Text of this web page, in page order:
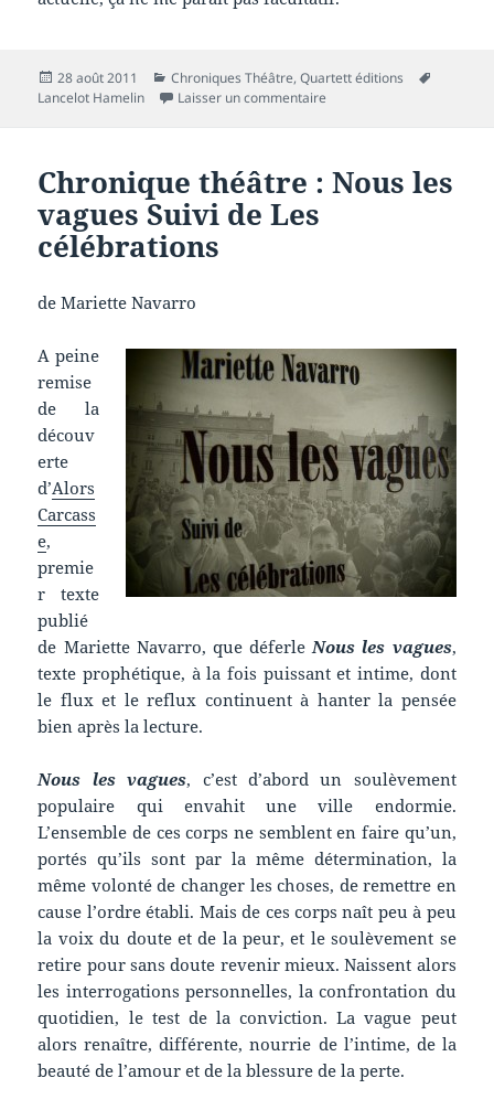
Publié
le
28 août 2011 Catégories
Chroniques Théâtre,Quartett éditions
Lancelot Hamelin Laisser un commentaire
Chronique théâtre : Nous les
vagues Suivi de Les
célébrations
de Mariette Navarro
A peine
remise
de la
découv
erte
d’Alors
Carcass
e,
premie
r texte
publié
de Mariette Navarro, que déferle Nous les vagues,
texte prophétique, à la fois puissant et intime, dont
le flux et le reflux continuent à hanter la pensée
bien après la lecture.
Nous les vagues, c’est d’abord un soulèvement
populaire qui envahit une ville endormie.
L’ensemble de ces corps ne semblent en faire qu’un,
portés qu’ils sont par la même détermination, la
même volonté de changer les choses, de remettre en
cause l’ordre établi. Mais de ces corps naît peu à peu
la voix du doute et de la peur, et le soulèvement se
retire pour sans doute revenir mieux. Naissent alors
les interrogations personnelles, la confrontation du
quotidien, le test de la conviction. La vague peut
alors renaître, différente, nourrie de l’intime, de la
beauté de l’amour et de la blessure de la perte.